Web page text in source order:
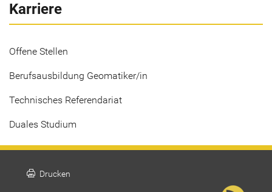
Karriere
Offene Stellen
Berufsausbildung Geomatiker/in
Technisches Referendariat
Duales Studium
print Drucken